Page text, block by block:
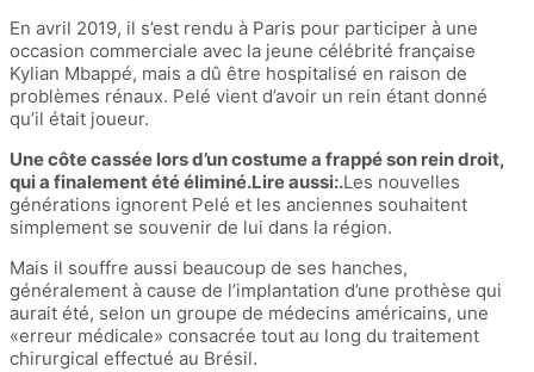
En avril 2019, il s’est rendu à Paris pour participer à une
occasion commerciale avec la jeune célébrité française
Kylian Mbappé, mais a dû être hospitalisé en raison de
problèmes rénaux. Pelé vient d’avoir un rein étant donné
qu’il était joueur.
Une côte cassée lors d’un costume a frappé son rein droit,
qui a finalement été éliminé.Lire aussi:.Les nouvelles
générations ignorent Pelé et les anciennes souhaitent
simplement se souvenir de lui dans la région.
Mais il souffre aussi beaucoup de ses hanches,
généralement à cause de l’implantation d’une prothèse qui
aurait été, selon un groupe de médecins américains, une
«erreur médicale» consacrée tout au long du traitement
chirurgical effectué au Brésil.